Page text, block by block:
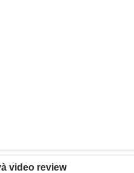
video review